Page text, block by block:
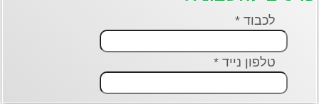
לכבוד *
טלפון נייד *